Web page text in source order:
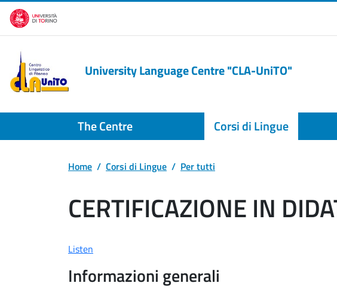
Skip to main content
University Language Centre "CLA-UniTO"
The Centre Corsi di Lingue
Home Corsi di Lingue Per tutti
CERTIFICAZIONE IN
Listen
Informazioni generali